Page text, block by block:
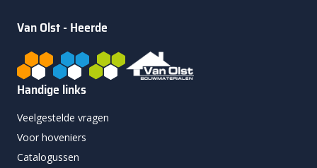
Van Olst - Heerde
Handige links
Veelgestelde vragen
Voor hoveniers
Catalogussen